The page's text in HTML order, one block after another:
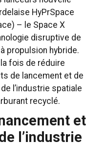
HyPrSpace
– le Space X
disruptive de
propulsion hybride.
fois de réduire
de lancement et de
l’industrie spatiale
recyclé.
et
l’industrie